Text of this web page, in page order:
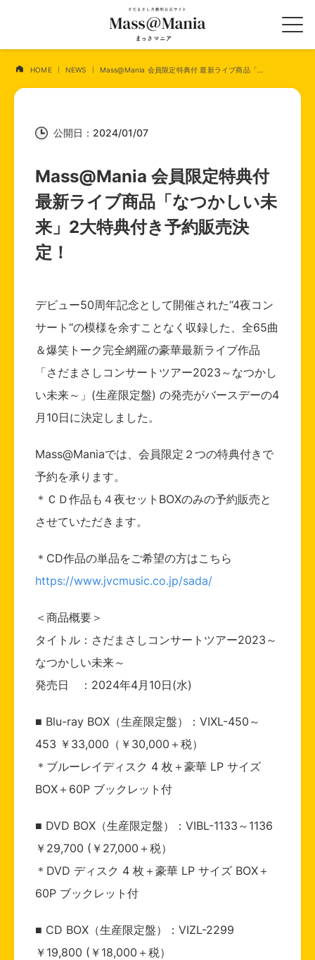
HOME NEWS
公開日：2024/01/07
Mass@Mania 会員限定特典付
最新ライブ商品「なつかしい未
来」2大特典付き予約販売決
定！
デビュー50周年記念として開催された“4夜コン
サート“の模様を余すことなく収録した、全65曲
＆爆笑トーク完全網羅の豪華最新ライブ作品
「さだまさしコンサートツアー2023～なつかし
い未来～」(生産限定盤) の発売がバースデーの4
月10日に決定しました。
Mass@Maniaでは、会員限定２つの特典付きで
予約を承ります。
＊ＣＤ作品も４夜セットBOXのみの予約販売と
させていただきます。
＊CD作品の単品をご希望の方はこちら
https://www.jvcmusic.co.jp/sada/
＜商品概要＞
タイトル：さだまさしコンサートツアー2023～
なつかしい未来～
発売日 ：2024年4月10日(水)
■ Blu-ray BOX（生産限定盤）：VIXL-450～
453 ￥33,000（￥30,000＋税）
＊ブルーレイディスク 4 枚＋豪華 LP サイズ
BOX＋60P ブックレット付
■ DVD BOX（生産限定盤）：VIBL-1133～1136
￥29,700 (￥27,000＋税）
＊DVD ディスク 4 枚＋豪華 LP サイズ BOX＋
60P ブックレット付
■ CD BOX（生産限定盤）：VIZL-2299
￥19,800 (￥18,000＋税）